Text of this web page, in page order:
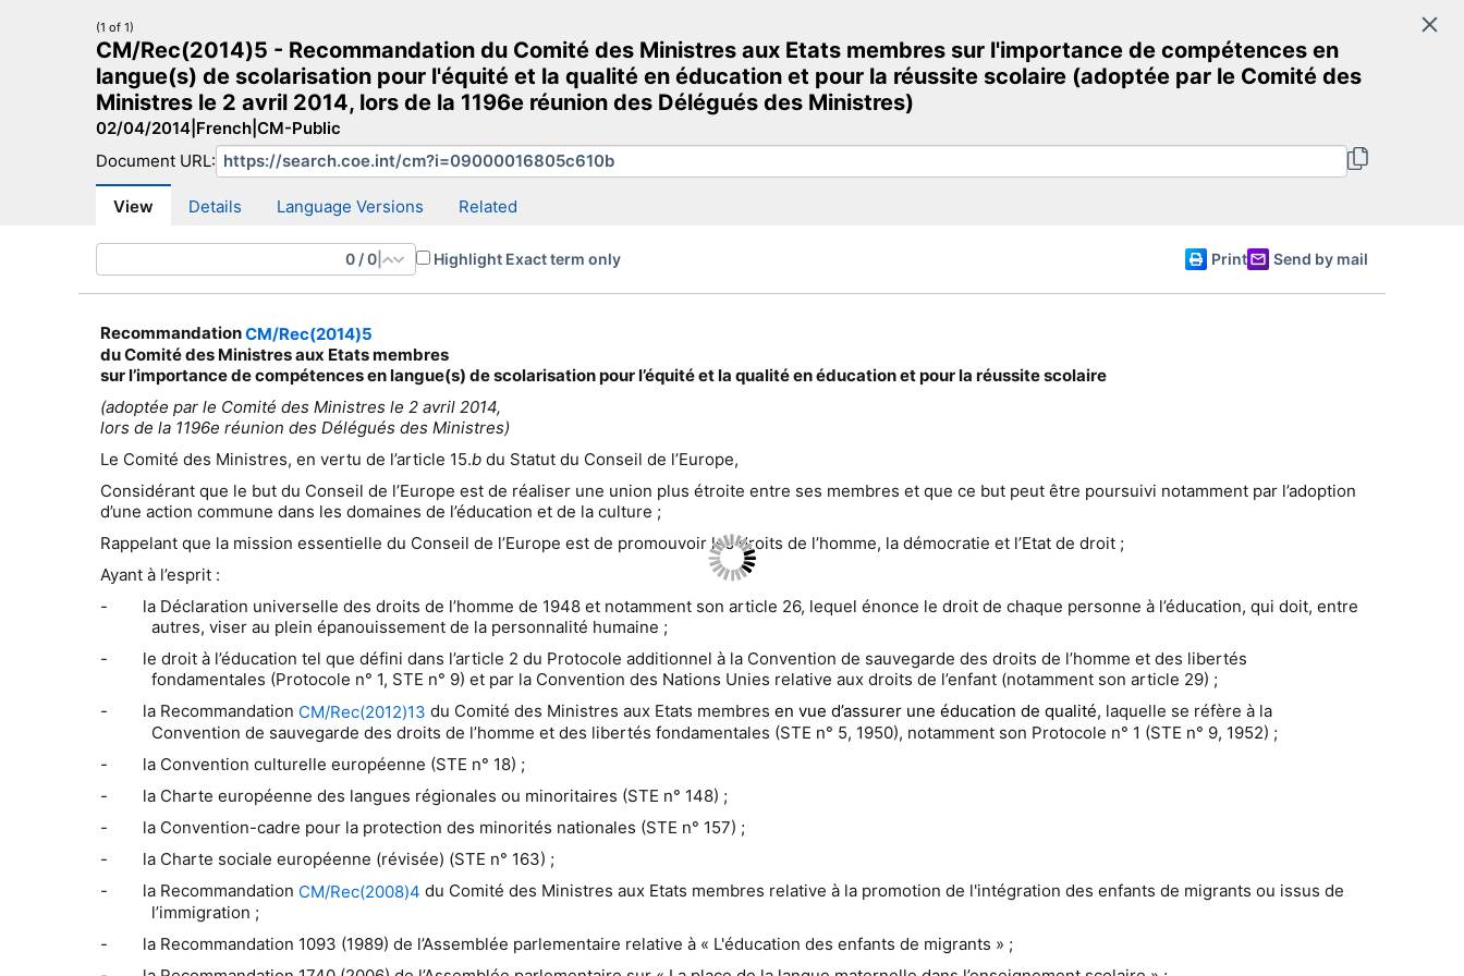
Search
Committee of Ministers
CM Search CM website More search sites English
(1 of 1)
CM/Rec(2014)5 - Recommandation du Comité des Ministres aux Etats membres sur l'importance de compétences en
langue(s) de scolarisation pour l'équité et la qualité en éducation et pour la réussite scolaire (adoptée par le Comité des
Ministres le 2 avril 2014, lors de la 1196e réunion des Délégués des Ministres)
02/04/2014 French CM-Public
Document URL:
View Details Language Versions Related
0 /0 Highlight Exact term only Print Send by mail
RecommandationCM/Rec(2014)5
du Comité des Ministres aux Etats membres
sur l’importance de compétences en langue(s) de scolarisation pour l’équité et la qualité en éducation et pour la réussite scolaire
(adoptée par le Comité des Ministres le 2 avril 2014,
lors de la 1196e réunion des Délégués des Ministres)
Le Comité des Ministres, en vertu de l’article 15.b du Statut du Conseil de l’Europe,
Considérant que le but du Conseil de l’Europe est de réaliser une union plus étroite entre ses membres et que ce but peut être poursuivi notamment par l’adoption
d’une action commune dans les domaines de l’éducation et de la culture ;
Rappelant que la mission essentielle du Conseil de l’Europe est de promouvoir les droits de l’homme, la démocratie et l’Etat de droit ;
Ayant à l’esprit :
-
la Déclaration universelle des droits de l’homme de 1948 et notamment son article 26, lequel énonce le droit de chaque personne à l’éducation, qui doit, entre
autres, viser au plein épanouissement de la personnalité humaine ;
-
le droit à l’éducation tel que défini dans l’article 2 du Protocole additionnel à la Convention de sauvegarde des droits de l’homme et des libertés
fondamentales (Protocole n° 1, STE n° 9) et par la Convention des Nations Unies relative aux droits de l’enfant (notamment son article 29) ;
-
la Recommandation CM/Rec(2012)13 du Comité des Ministres aux Etats membres en vue d’assurer une éducation de qualité, laquelle se réfère à la
Convention de sauvegarde des droits de l’homme et des libertés fondamentales (STE n° 5, 1950), notamment son Protocole n° 1 (STE n° 9, 1952) ;
-
la Convention culturelle européenne (STE n° 18) ;
-
la Charte européenne des langues régionales ou minoritaires (STE n° 148) ;
-
la Convention-cadre pour la protection des minorités nationales (STE n° 157) ;
-
la Charte sociale européenne (révisée) (STE n° 163) ;
-
la Recommandation CM/Rec(2008)4 du Comité des Ministres aux Etats membres relative à la promotion de l'intégration des enfants de migrants ou issus de
l’immigration ;
-
la Recommandation 1093 (1989) de l’Assemblée parlementaire relative à « L'éducation des enfants de migrants » ;